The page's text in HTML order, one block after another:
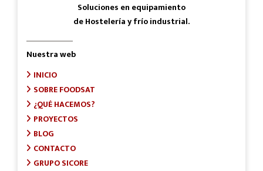
Soluciones en equipamiento
de Hostelería y frío industrial.
Nuestra web
INICIO
SOBRE FOODSAT
¿QUÉ HACEMOS?
PROYECTOS
BLOG
CONTACTO
GRUPO SICORE